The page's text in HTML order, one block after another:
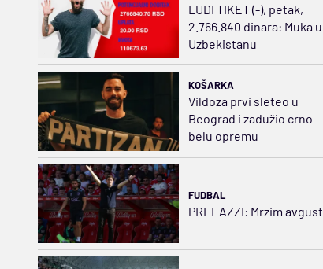
LUDI TIKET (-), petak,
2.766.840 dinara: Muka u
Uzbekistanu
KOŠARKA
Vildoza prvi sleteo u
Beograd i zadužio crno-
belu opremu
FUDBAL
PRELAZZI: Mrzim avgust